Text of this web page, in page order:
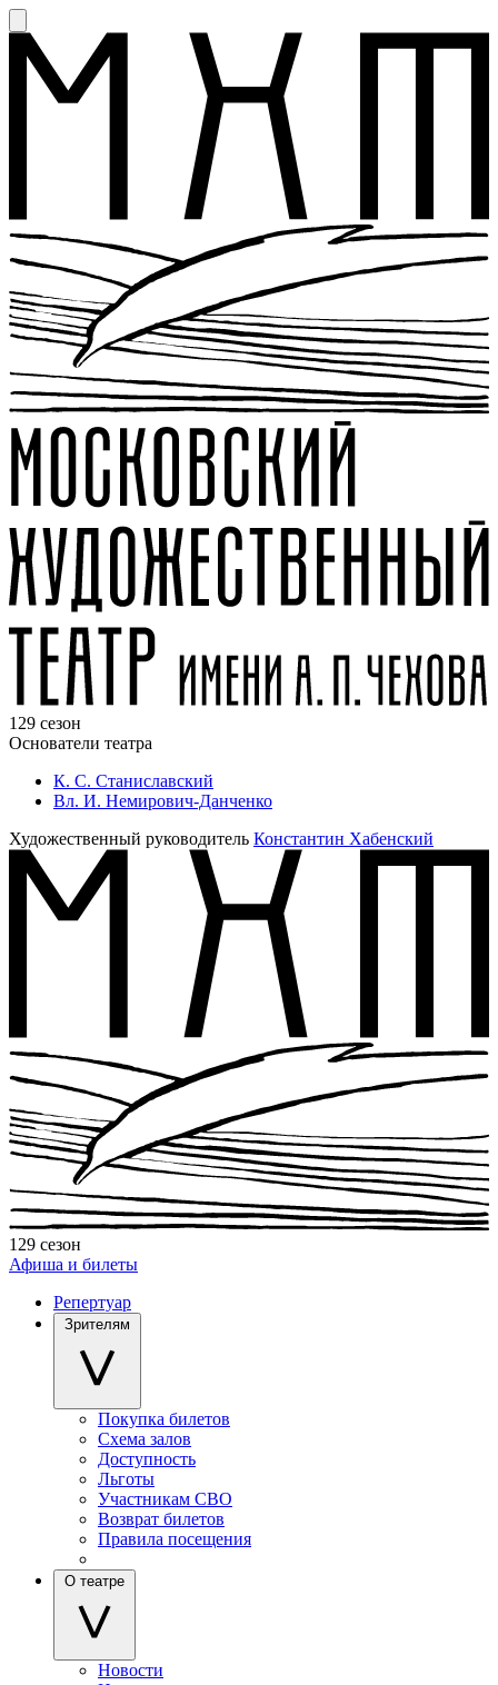
129 сезон
Основатели театра
К. С. Станиславский
Вл. И. Немирович-Данченко
Художественный руководитель Константин Хабенский
129 сезон
Афиша и билеты
Репертуар
Зрителям
Покупка билетов
Схема залов
Доступность
Льготы
Участникам СВО
Возврат билетов
Правила посещения
О театре
Новости